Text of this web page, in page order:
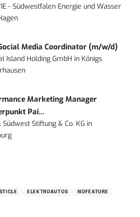
- Südwestfalen Energie und Wasser
Media Coordinator (m/w/d)
Island Holding GmbH in Königs
Marketing Manager
Pai...
Südwest Stiftung & Co. KG in
ELEKTROAUTOS
NOFEATURE